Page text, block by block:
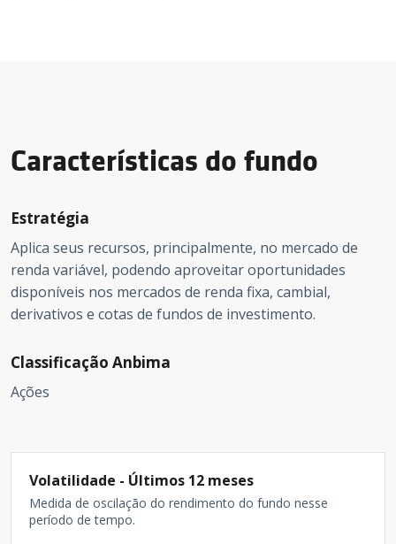
Características do fundo
Estratégia
Aplica seus recursos, principalmente, no mercado de
renda variável, podendo aproveitar oportunidades
disponíveis nos mercados de renda fixa, cambial,
derivativos e cotas de fundos de investimento.
Classificação Anbima
Ações
Volatilidade - Últimos 12 meses
Medida de oscilação do rendimento do fundo nesse
período de tempo.